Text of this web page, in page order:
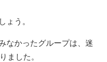
ょう。
なかったグループは、迷
ました。